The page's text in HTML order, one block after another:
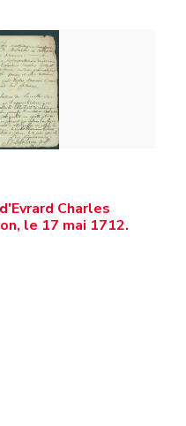
Charles
le 17 mai 1712.